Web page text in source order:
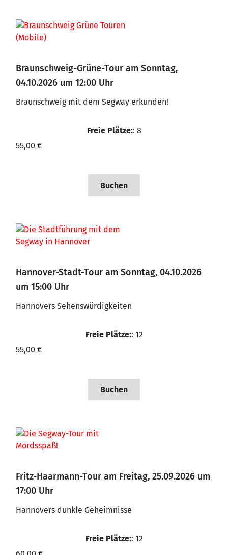
Braunschweig-Grüne-Tour am Sonntag,
04.10.2026 um 12:00 Uhr
Braunschweig mit dem Segway erkunden!
Freie Plätze:: 8
55,00 €
Buchen
Hannover-Stadt-Tour am Sonntag, 04.10.2026
um 15:00 Uhr
Hannovers Sehenswürdigkeiten
Freie Plätze:: 12
55,00 €
Buchen
Fritz-Haarmann-Tour am Freitag, 25.09.2026 um
17:00 Uhr
Hannovers dunkle Geheimnisse
Freie Plätze:: 12